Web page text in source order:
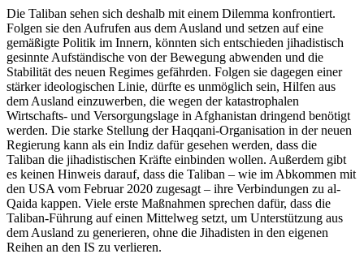
Die Taliban sehen sich deshalb mit einem Dilemma konfrontiert.
Folgen sie den Auf­rufen aus dem Ausland und setzen auf eine
gemäßigte Politik im Innern, könnten sich entschieden jihadistisch
gesinnte Aufständi­sche von der Bewegung abwenden und die
Stabilität des neuen Regimes gefährden. Fol­gen sie dagegen einer
stärker ideologischen Linie, dürfte es unmöglich sein, Hilfen aus
dem Ausland einzuwerben, die wegen der katastrophalen
Wirtschafts- und Versorgungs­lage in Afghanistan dringend benötigt
werden. Die starke Stellung der Haqqani-Organisation in der neuen
Regierung kann als ein Indiz dafür gesehen werden, dass die
Taliban die jihadistischen Kräfte einbinden wollen. Außerdem gibt
es keinen Hinweis darauf, dass die Taliban – wie im Abkommen mit
den USA vom Februar 2020 zu­gesagt – ihre Verbindungen zu al-
Qaida kap­pen. Viele erste Maßnahmen sprechen dafür, dass die
Taliban-Führung auf einen Mittel­weg setzt, um Unterstützung aus
dem Aus­land zu generieren, ohne die Jihadisten in den eigenen
Reihen an den IS zu verlieren.